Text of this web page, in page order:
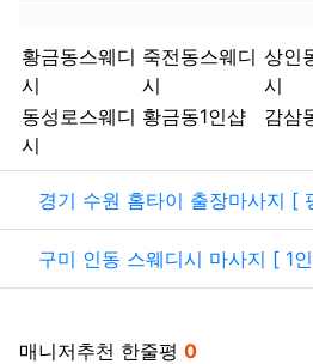
황금동스웨디
시
죽전동스웨디
시
상인
시
동성로스웨디
시
황금동1인샵 감삼
키워드
관련자료
경기 수원 홈타이 출장마사지 [
구미 인동 스웨디시 마사지 [ 1
매니저추천 한줄평 0